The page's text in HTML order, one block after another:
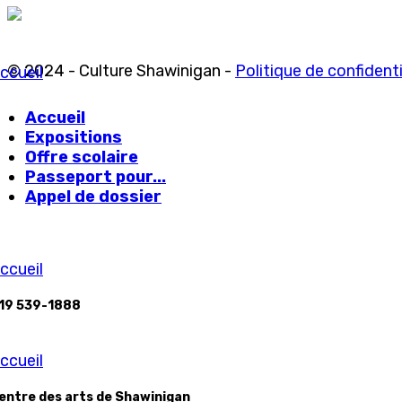
© 2024 - Culture Shawinigan - Politique de
Accueil
Expositions
Offre scolaire
Passeport pour...
Appel de dossier
539-1888
des arts de Shawinigan